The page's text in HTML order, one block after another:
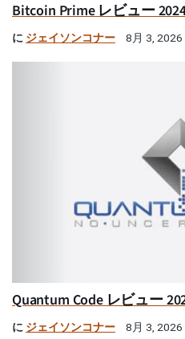
Bitcoin Prime レビュー
に ジェイソンコナー 8月 3, 2026
Quantum Code レビュー
に ジェイソンコナー 8月 3, 2026